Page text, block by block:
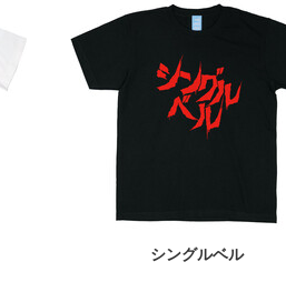
シングルベル